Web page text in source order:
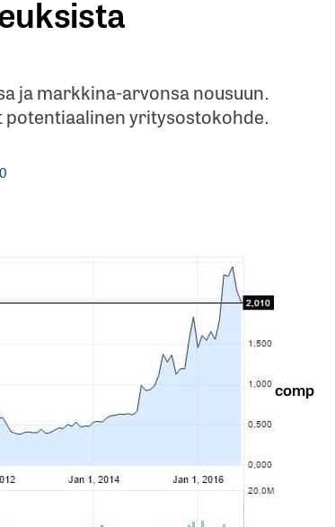
ja markkina-arvonsa nousuun.
yritysostokohde.
0
comp